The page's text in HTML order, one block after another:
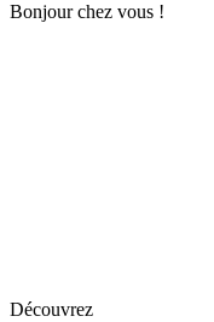
Bonjour chez vous !
Découvrez